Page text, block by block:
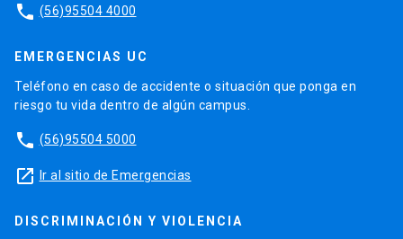
phone (56)95504 4000
EMERGENCIAS UC
Teléfono en caso de accidente o situación que ponga en
riesgo tu vida dentro de algún campus.
phone (56)95504 5000
launch Ir al sitio de Emergencias
DISCRIMINACIÓN Y VIOLENCIA